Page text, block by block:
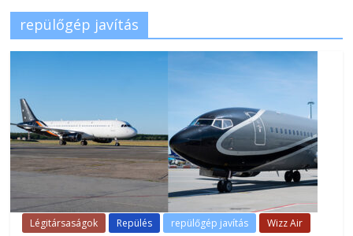
repülőgép javítás
Légitársaságok Repülés repülőgép javítás Wizz Air